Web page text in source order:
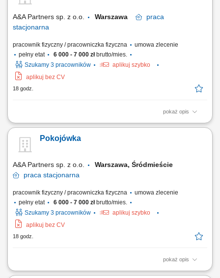
A&A Partners sp. z o.o. Warszawa
praca
stacjonarna
pracownik fizyczny / pracowniczka fizyczna
umowa zlecenie
pełny etat
6 000 - 7 000 złbrutto/mies.
Szukamy 3 pracowników
aplikuj szybko
aplikuj bez CV
18 godz.
pokaż opis
Sprzątanie pokoi hotelowych z należytą starannością; Zmiana pościeli
Pokojówka
A&A Partners sp. z o.o.
Warszawa, Śródmieście
praca stacjonarna
pracownik fizyczny / pracowniczka fizyczna
umowa zlecenie
pełny etat
6 000 - 7 000 złbrutto/mies.
Szukamy 3 pracowników
aplikuj szybko
aplikuj bez CV
18 godz.
pokaż opis
Sprzątanie pokoi hotelowych z należytą starannością; Zmiana pościeli